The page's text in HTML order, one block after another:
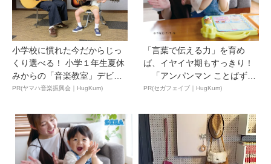
小学校に慣れた今だからじっ
くり選べる！ 小学１年生夏休
みからの「音楽教室」デビ
ュ...
PR(ヤマハ音楽振興会｜HugKum)
「言葉で伝える力」を育め
ば、イヤイヤ期もすっきり！
「アンパンマン ことばずか
ん...
PR(セガフェイブ｜HugKum)